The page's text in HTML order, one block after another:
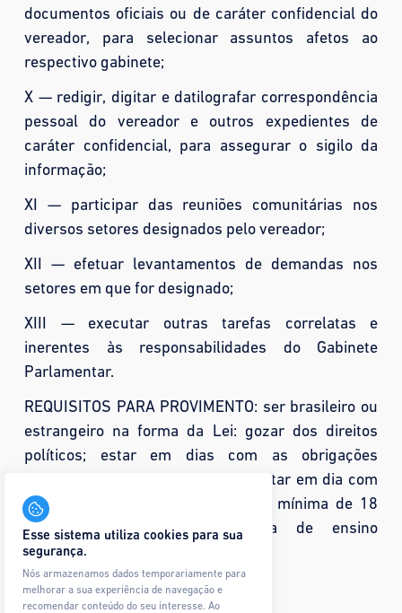
documentos oficiais ou de caráter confidencial do
vereador, para selecionar assuntos afetos ao
respectivo gabinete;
X — redigir, digitar e datilografar correspondência
pessoal do vereador e outros expedientes de
caráter confidencial, para assegurar o sigilo da
informação;
XI — participar das reuniões comunitárias nos
diversos setores designados pelo vereador;
XII — efetuar levantamentos de demandas nos
setores em que for designado;
XIII — executar outras tarefas correlatas e
inerentes às responsabilidades do Gabinete
Parlamentar.
REQUISITOS PARA PROVIMENTO: ser brasileiro ou
estrangeiro na forma da Lei: gozar dos direitos
políticos; estar em dias com as obrigações
militares, se do sexo masculino; estar em dia com
as obrigações eleitorais: ter idade mínima de 18
anos; ter escolaridade mínima de ensino
fundamental.
Esse sistema utiliza cookies para sua
segurança.
Nós armazenamos dados temporariamente para
melhorar a sua experiência de navegação e
recomendar conteúdo do seu interesse. Ao